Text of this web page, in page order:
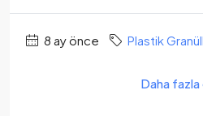
8 ay önce Plastik
Daha fazla